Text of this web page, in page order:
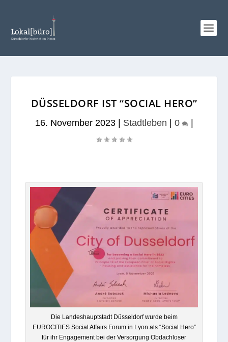
DÜSSELDORF IST “SOCIAL HERO”
16. November 2023| Stadtleben 0 |
Die Lan­des­haupt­stadt Düs­sel­dorf wurde beim
EUROCITIES Social Affairs Forum in Lyon als “Social Hero”
für ihr Enga­ge­ment bei der Ver­sor­gung Obdach­lo­ser